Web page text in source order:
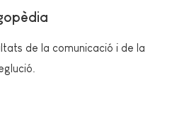
de la comunicació i de la